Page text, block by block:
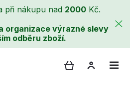
při nákupu nad 2000 Kč.
organizace výrazné slevy
odběru zboží.